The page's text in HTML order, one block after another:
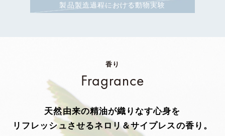
製品製造過程における動物実験
香り
Fragrance
天然由来の精油が織りなす心身を
リフレッシュさせるネロリ＆サイプレスの香り。